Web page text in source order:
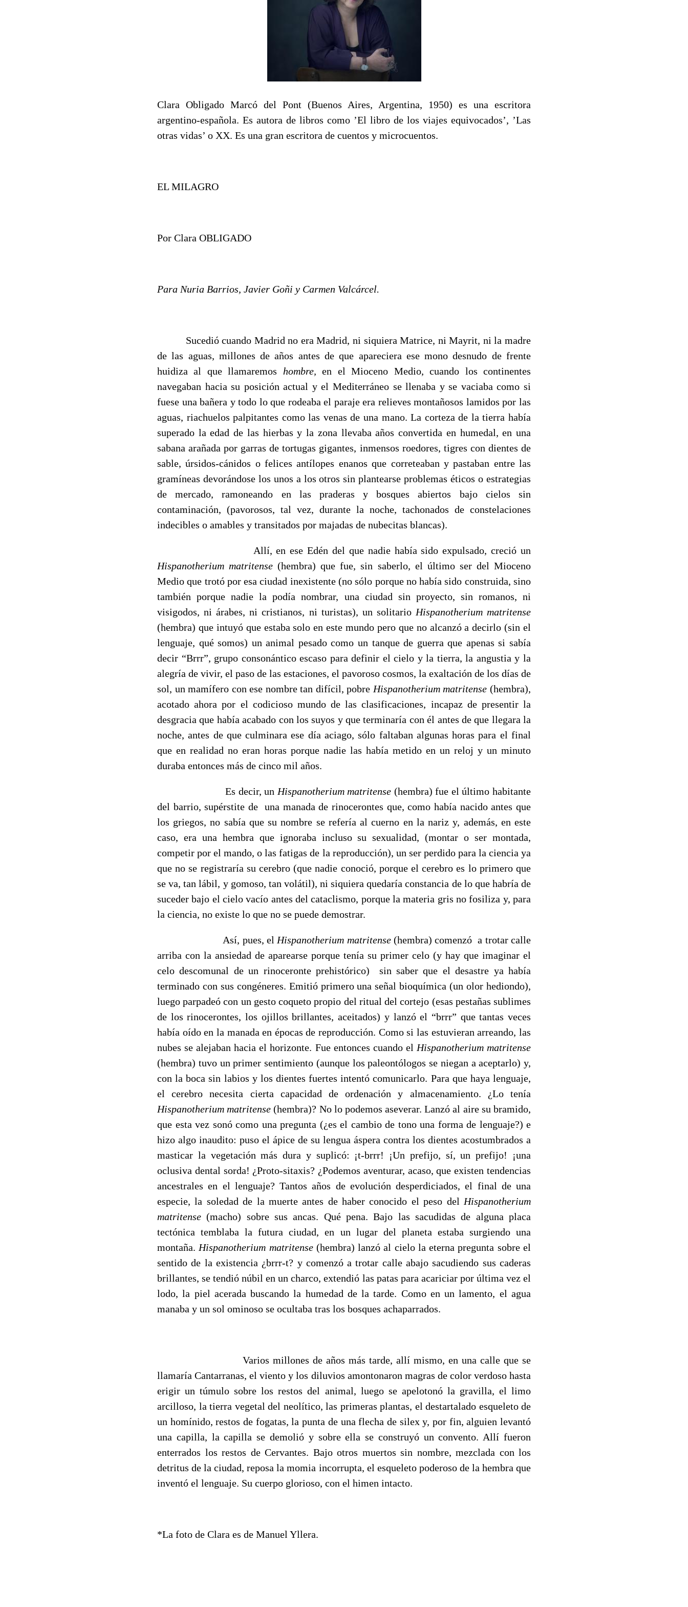
Clara Obligado Marcó del Pont (Buenos Aires, Argentina, 1950) es una escritora
argentino-española. Es autora de libros como ’El libro de los viajes equivocados’, ’Las
otras vidas’ o XX. Es una gran escritora de cuentos y microcuentos.
EL MILAGRO
Por Clara OBLIGADO
Para Nuria Barrios, Javier Goñi y Carmen Valcárcel.
Sucedió cuando Madrid no era Madrid, ni siquiera Matrice, ni Mayrit, ni la madre
de las aguas, millones de años antes de que apareciera ese mono desnudo de frente
huidiza al que llamaremos hombre,en el Mioceno Medio, cuando los continentes
navegaban hacia su posición actual y el Mediterráneo se llenaba y se vaciaba como si
fuese una bañera y todo lo que rodeaba el paraje era relieves montañosos lamidos por las
aguas, riachuelos palpitantes como las venas de una mano. La corteza de la tierra había
superado la edad de las hierbas y la zona llevaba años convertida en humedal, en una
sabana arañada por garras de tortugas gigantes, inmensos roedores, tigres con dientes de
sable, úrsidos-cánidos o felices antílopes enanos que correteaban y pastaban entre las
gramíneas devorándose los unos a los otros sin plantearse problemas éticos o estrategias
de mercado, ramoneando en las praderas y bosques abiertos bajo cielos sin
contaminación, (pavorosos, tal vez, durante la noche, tachonados de constelaciones
indecibles o amables y transitados por majadas de nubecitas blancas).
Allí, en ese Edén del que nadie había sido expulsado, creció un
Hispanotherium matritense(hembra) que fue, sin saberlo, el último ser del Mioceno
Medio que trotó por esa ciudad inexistente (no sólo porque no había sido construida, sino
también porque nadie la podía nombrar, una ciudad sin proyecto, sin romanos, ni
visigodos, ni árabes, ni cristianos, ni turistas), un solitario Hispanotherium matritense
(hembra) que intuyó que estaba solo en este mundo pero que no alcanzó a decirlo (sin el
lenguaje, qué somos) un animal pesado como un tanque de guerra que apenas si sabía
decir “Brrr”, grupo consonántico escaso para definir el cielo y la tierra, la angustia y la
alegría de vivir, el paso de las estaciones, el pavoroso cosmos, la exaltación de los días de
sol, un mamífero con ese nombre tan difícil, pobre Hispanotherium matritense(hembra),
acotado ahora por el codicioso mundo de las clasificaciones, incapaz de presentir la
desgracia que había acabado con los suyos y que terminaría con él antes de que llegara la
noche, antes de que culminara ese día aciago, sólo faltaban algunas horas para el final
que en realidad no eran horas porque nadie las había metido en un reloj y un minuto
duraba entonces más de cinco mil años.
Es decir, un Hispanotherium matritense (hembra) fue el último habitante
del barrio, supérstite de una manada de rinocerontes que, como había nacido antes que
los griegos, no sabía que su nombre se refería al cuerno en la nariz y, además, en este
caso, era una hembra que ignoraba incluso su sexualidad, (montar o ser montada,
competir por el mando, o las fatigas de la reproducción), un ser perdido para la ciencia ya
que no se registraría su cerebro (que nadie conoció, porque el cerebro es lo primero que
se va, tan lábil, y gomoso, tan volátil), ni siquiera quedaría constancia de lo que habría de
suceder bajo el cielo vacío antes del cataclismo, porque la materia gris no fosiliza y, para
la ciencia, no existe lo que no se puede demostrar.
Así, pues, el Hispanotherium matritense(hembra) comenzó a trotar calle
arriba con la ansiedad de aparearse porque tenía su primer celo (y hay que imaginar el
celo descomunal de un rinoceronte prehistórico) sin saber que el desastre ya había
terminado con sus congéneres. Emitió primero una señal bioquímica (un olor hediondo),
luego parpadeó con un gesto coqueto propio del ritual del cortejo (esas pestañas sublimes
de los rinocerontes, los ojillos brillantes, aceitados) y lanzó el “brrr” que tantas veces
había oído en la manada en épocas de reproducción. Como si las estuvieran arreando, las
nubes se alejaban hacia el horizonte. Fue entonces cuando el Hispanotherium matritense
(hembra) tuvo un primer sentimiento (aunque los paleontólogos se niegan a aceptarlo) y,
con la boca sin labios y los dientes fuertes intentó comunicarlo. Para que haya lenguaje,
el cerebro necesita cierta capacidad de ordenación y almacenamiento. ¿Lo tenía
Hispanotherium matritense (hembra)? No lo podemos aseverar. Lanzó al aire su bramido,
que esta vez sonó como una pregunta (¿es el cambio de tono una forma de lenguaje?) e
hizo algo inaudito: puso el ápice de su lengua áspera contra los dientes acostumbrados a
masticar la vegetación más dura y suplicó: ¡t-brrr! ¡Un prefijo, sí, un prefijo! ¡una
oclusiva dental sorda! ¿Proto-sitaxis? ¿Podemos aventurar, acaso, que existen tendencias
ancestrales en el lenguaje? Tantos años de evolución desperdiciados, el final de una
especie, la soledad de la muerte antes de haber conocido el peso del Hispanotherium
matritense (macho) sobre sus ancas. Qué pena. Bajo las sacudidas de alguna placa
tectónica temblaba la futura ciudad, en un lugar del planeta estaba surgiendo una
montaña. Hispanotherium matritense(hembra) lanzó al cielo la eterna pregunta sobre el
sentido de la existencia ¿brrr-t? y comenzó a trotar calle abajo sacudiendo sus caderas
brillantes, se tendió núbil en un charco, extendió las patas para acariciar por última vez el
lodo, la piel acerada buscando la humedad de la tarde. Como en un lamento, el agua
manaba y un sol ominoso se ocultaba tras los bosques achaparrados.
Varios millones de años más tarde, allí mismo, en una calle que se
llamaría Cantarranas, el viento y los diluvios amontonaron magras de color verdoso hasta
erigir un túmulo sobre los restos del animal, luego se apelotonó la gravilla, el limo
arcilloso, la tierra vegetal del neolítico, las primeras plantas, el destartalado esqueleto de
un homínido, restos de fogatas, la punta de una flecha de silex y, por fin, alguien levantó
una capilla, la capilla se demolió y sobre ella se construyó un convento. Allí fueron
enterrados los restos de Cervantes. Bajo otros muertos sin nombre, mezclada con los
detritus de la ciudad, reposa la momia incorrupta, el esqueleto poderoso de la hembra que
inventó el lenguaje. Su cuerpo glorioso, con el himen intacto.
*La foto de Clara es de Manuel Yllera.